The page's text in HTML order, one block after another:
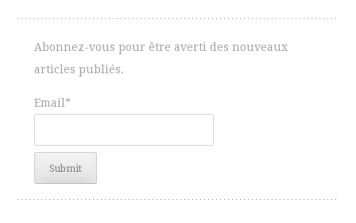
Abonnez-vous pour être averti des nouveaux
articles publiés.
Email*